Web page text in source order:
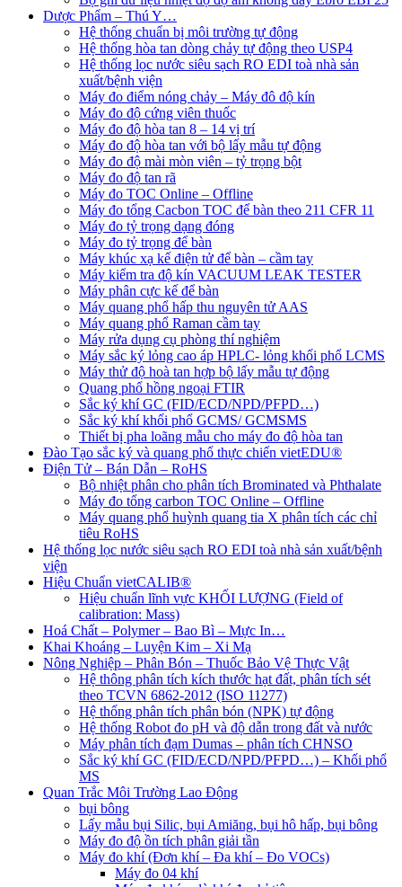
Dược Phẩm – Thú Y…
Hệ thống chuẩn bị môi trường tự động
Hệ thống hòa tan dòng chảy tự động theo USP4
Hệ thống lọc nước siêu sạch RO EDI​​ toà nhà sản
xuất/bệnh viện
Máy đo điểm nóng chảy – Máy đô độ kín
Máy đo độ cứng viên thuốc
Máy đo độ hòa tan 8 – 14 vị trí
Máy đo độ hòa tan với bộ lấy mẫu tự động
Máy đo độ mài mòn viên – tỷ trọng bột
Máy đo độ tan rã
Máy đo TOC Online – Offline
Máy đo tổng Cacbon TOC để bàn theo 211 CFR 11
Máy đo tỷ trọng dạng đóng
Máy đo tỷ trọng để bàn
Máy khúc xạ kế điện tử để bàn – cầm tay
Máy kiểm tra độ kín VACUUM LEAK TESTER
Máy phân cực kế để bàn
Máy quang phổ hấp thu nguyên tử AAS
Máy quang phổ Raman cầm tay
Máy rửa dụng cụ phòng thí nghiệm
Máy sắc ký lỏng cao áp HPLC- lỏng khối phổ LCMS
Máy thử độ hoà tan hợp bộ lấy mẫu tự động
Quang phổ hồng ngoại FTIR
Sắc ký khí GC (FID/ECD/NPD/PFPD…)
Sắc ký khí khối phổ GCMS/ GCMSMS
Thiết bị pha loãng mẫu cho máy đo độ hòa tan
Đào Tạo sắc ký và quang phổ thực chiến vietEDU®
Điện Tử – Bán Dẫn – RoHS
Bộ nhiệt phân cho phân tích Brominated và Phthalate
Máy đo tổng carbon TOC Online – Offline
Máy quang phổ huỳnh quang tia X phân tích các chỉ
tiêu RoHS
Hệ thống lọc nước siêu sạch RO EDI​​ toà nhà sản xuất/bệnh
viện
Hiệu Chuẩn vietCALIB®
Hiệu chuẩn lĩnh vực KHỐI LƯỢNG (Field of
calibration: Mass)
Hoá Chất – Polymer – Bao Bì – Mực In…
Khai Khoáng – Luyện Kim – Xi Mạ
Nông Nghiệp – Phân Bón – Thuốc Bảo Vệ Thực Vật
Hệ thông phân tích kích thước hạt đất, phân tích sét
theo TCVN 6862-2012 (ISO 11277)
Hệ thống phân tích phân bón (NPK) tự động
Hệ thống Robot đo pH và độ dẫn trong đất và nước
Máy phân tích đạm Dumas – phân tích CHNSO
Sắc ký khí GC (FID/ECD/NPD/PFPD…) – Khối phổ
MS
Quan Trắc Môi Trường Lao Động
bụi bông
Lấy mẫu bụi Silic, bụi Amiăng, bụi hô hấp, bụi bông
Máy đo độ ồn tích phân giải tần
Máy đo khí (Đơn khí – Đa khí – Đo VOCs)
Máy đo 04 khí